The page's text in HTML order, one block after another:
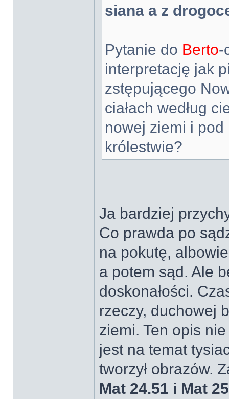
siana a z
Pytanie do Berto-
interpretację jak
zstępującego
ciałach według
nowej ziemi i
królestwie?
Ja bardziej
Co prawda po
na pokutę,
a potem sąd. Ale
doskonałości.
rzeczy, duchowej
ziemi. Ten opis
jest na temat
tworzył obrazów.
Mat 24.51 i Mat